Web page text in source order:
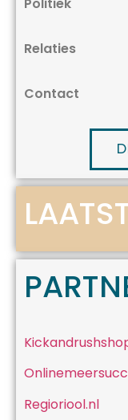
Relaties
Contact
Regioriool.nl